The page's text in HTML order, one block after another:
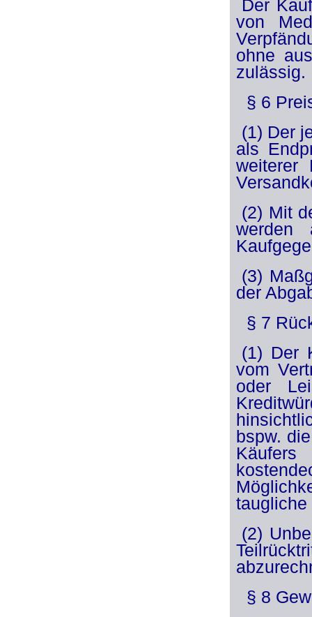
Der
von
ohne
zulässig.
§ 6
(1) Der
als
weiterer
(2) Mit
werden
(3)
der
§ 7
(1) Der
vom
oder
bspw.
Käufers
taugliche
(2)
§ 8